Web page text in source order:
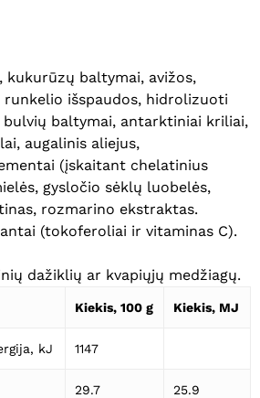
nėra produktų.
Eiti Į Parduotuvę
kukurūzų baltymai, avižos,
išspaudos, hidrolizuoti
bulvių baltymai, antarktiniai kriliai,
augalinis aliejus,
(įskaitant chelatinius
gysločio sėklų luobelės,
rozmarino ekstraktas.
(tokoferoliai ir vitaminas C).
dažiklių ar kvapiųjų medžiagų.
Kiekis, 100 g Kiekis, MJ
kJ 1147
29.7 25.9